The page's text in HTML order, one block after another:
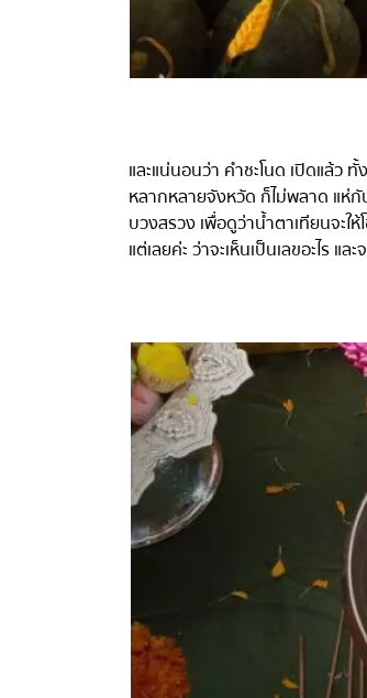
และแน่นอนว่า คำชะโนด เปิดแล้ว
หลากหลายจังหวัด ก็ไม่พลาด แห่
บวงสรวง เพื่อดูว่าน้ำตาเทียนจะให้โ
แต่เลยค่ะ ว่าจะเห็นเป็นเลขอะไร แล